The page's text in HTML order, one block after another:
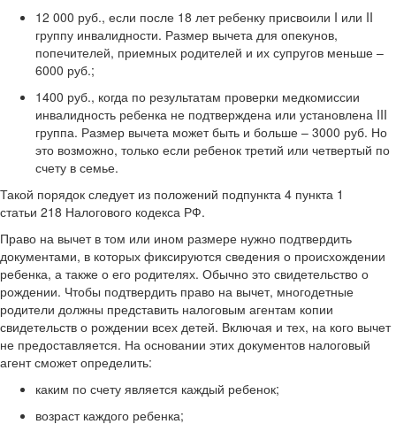
12 000 руб., если после 18 лет ребенку присвоили I или II
группу инвалидности. Размер вычета для опекунов,
попечителей, приемных родителей и их супругов меньше –
6000 руб.;
1400 руб., когда по результатам проверки медкомиссии
инвалидность ребенка не подтверждена или установлена III
группа. Размер вычета может быть и больше – 3000 руб. Но
это возможно, только если ребенок третий или четвертый по
счету в семье.
Такой порядок следует из положений подпункта 4 пункта 1
статьи 218 Налогового кодекса РФ.
Право на вычет в том или ином размере нужно подтвердить
документами, в которых фиксируются сведения о происхождении
ребенка, а также о его родителях. Обычно это свидетельство о
рождении. Чтобы подтвердить право на вычет, многодетные
родители должны представить налоговым агентам копии
свидетельств о рождении всех детей. Включая и тех, на кого вычет
не предоставляется. На основании этих документов налоговый
агент сможет определить:
каким по счету является каждый ребенок;
возраст каждого ребенка;